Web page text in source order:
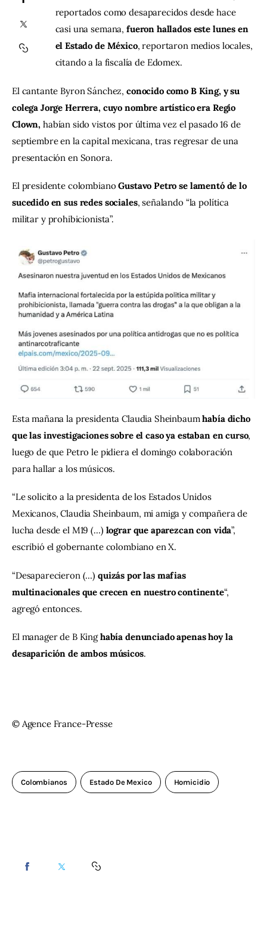
Contacto
reportados como desaparecidos desde hace
casi una semana, fueron hallados este lunes en
el Estado de México, reportaron medios locales,
citando a la fiscalía de Edomex.
El cantante Byron Sánchez, conocido como B King, y su
colega Jorge Herrera, cuyo nombre artístico era Regio
Clown, habían sido vistos por última vez el pasado 16 de
septiembre en la capital mexicana, tras regresar de una
presentación en Sonora.
El presidente colombiano Gustavo Petro se lamentó de lo
sucedido en sus redes sociales, señalando “la política
militar y prohibicionista”.
Esta mañana la presidenta Claudia Sheinbaum había dicho
que las investigaciones sobre el caso ya estaban en curso,
luego de que Petro le pidiera el domingo colaboración
para hallar a los músicos.
“Le solicito a la presidenta de los Estados Unidos
Mexicanos, Claudia Sheinbaum, mi amiga y compañera de
lucha desde el M19 (…) lograr que aparezcan con vida”,
escribió el gobernante colombiano en X.
“Desaparecieron (…) quizás por las mafias
multinacionales que crecen en nuestro continente“,
agregó entonces.
El manager de B King había denunciado apenas hoy la
desaparición de ambos músicos.
© Agence France-Presse
Colombianos Estado De Mexico Homicidio